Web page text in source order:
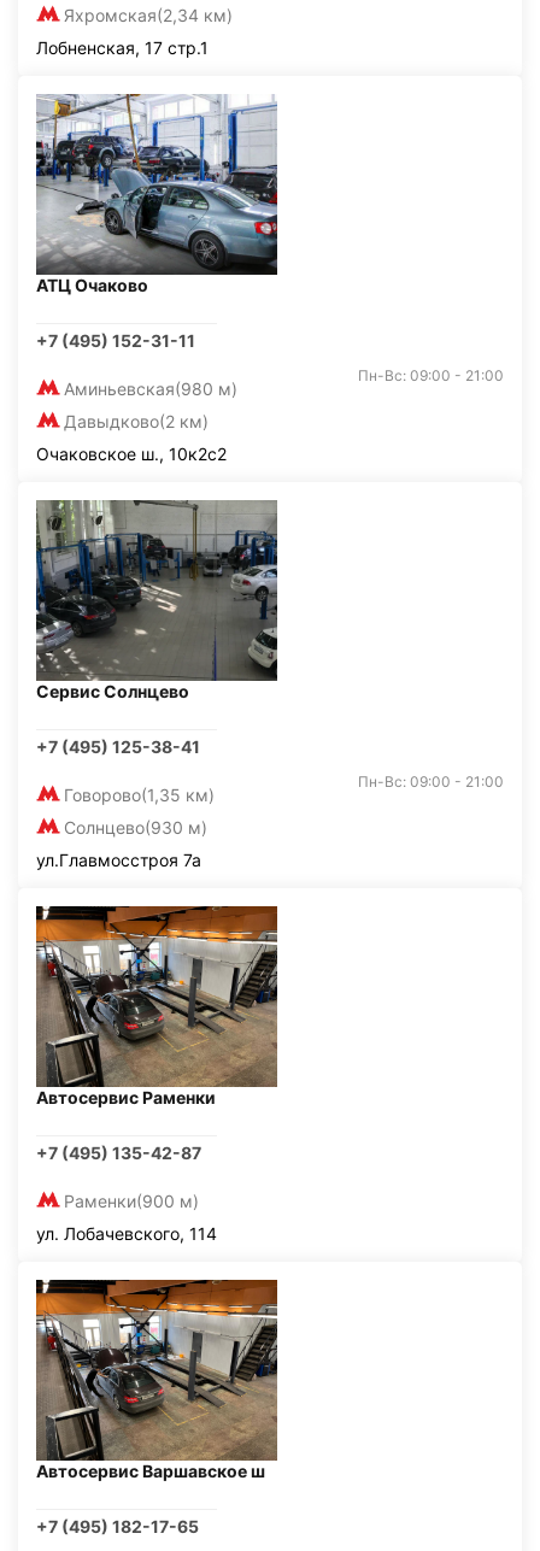
Яхромская(2,34 км)
Лобненская, 17 стр.1
АТЦ Очаково
+7 (495) 152-31-11
Аминьевская(980 м)
Давыдково(2 км)
Пн-Вс: 09:00 - 21:00
Очаковское ш., 10к2с2
Сервис Солнцево
+7 (495) 125-38-41
Говорово(1,35 км)
Солнцево(930 м)
Пн-Вс: 09:00 - 21:00
ул.Главмосстроя 7а
Автосервис Раменки
+7 (495) 135-42-87
Раменки(900 м)
ул. Лобачевского, 114
Автосервис Варшавское ш
+7 (495) 182-17-65